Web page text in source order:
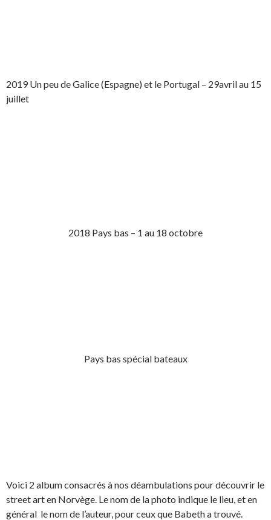
2019 Un peu de Galice (Espagne) et le Portugal – 29avril au 15
juillet
2018 Pays bas – 1 au 18 octobre
Pays bas spécial bateaux
Voici 2 album consacrés à nos déambulations pour découvrir le
street art en Norvège. Le nom de la photo indique le lieu, et en
général le nom de l’auteur, pour ceux que Babeth a trouvé.